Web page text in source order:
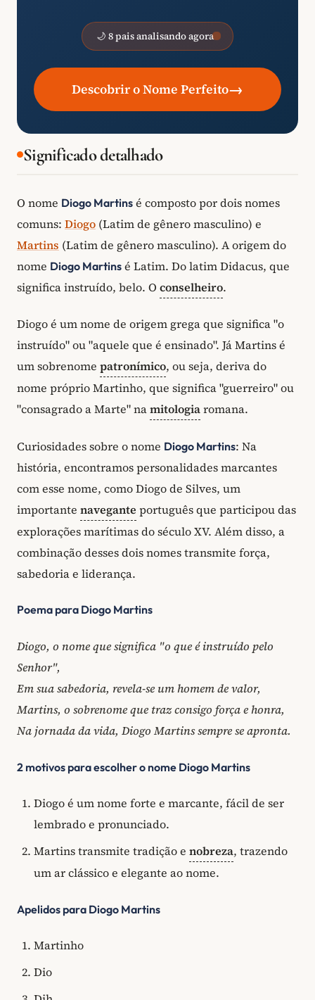
🌙 8 pais analisando agora
Descobrir o Nome Perfeito→
Significado detalhado
O nome Diogo Martins é composto por dois nomes
comuns: Diogo (Latim de gênero masculino) e
Martins (Latim de gênero masculino). A origem do
nome Diogo Martins é Latim. Do latim Didacus, que
significa instruído, belo. O conselheiro.
Diogo é um nome de origem grega que significa "o
instruído" ou "aquele que é ensinado". Já Martins é
um sobrenome patronímico, ou seja, deriva do
nome próprio Martinho, que significa "guerreiro" ou
"consagrado a Marte" namitologiaromana.
Curiosidades sobre o nome Diogo Martins: Na
história, encontramos personalidades marcantes
com esse nome, como Diogo de Silves, um
importante navegante português que participou das
explorações marítimas do século XV. Além disso, a
combinação desses dois nomes transmite força,
sabedoria e liderança.
Poema para Diogo Martins
Diogo, o nome que significa "o que é instruído pelo
Senhor",
Em sua sabedoria, revela-se um homem de valor,
Martins, o sobrenome que traz consigo força e honra,
Na jornada da vida, Diogo Martins sempre se apronta.
2 motivos para escolher o nome Diogo Martins
Diogo é um nome forte e marcante, fácil de ser
lembrado e pronunciado.
Martins transmite tradição e nobreza, trazendo
um ar clássico e elegante ao nome.
Apelidos para Diogo Martins
Martinho
Dio